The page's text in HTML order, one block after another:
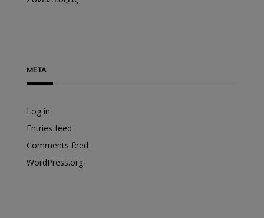
META
Log in
Entries feed
Comments feed
WordPress.org